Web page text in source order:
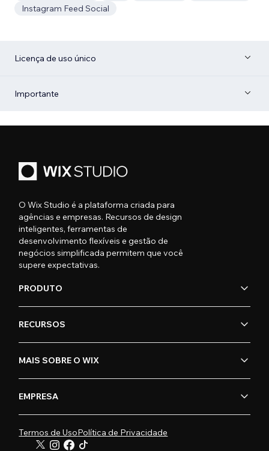
Instagram Feed Social
Licença de uso único
Importante
O Wix Studio é a plataforma criada para
agências e empresas. Recursos de design
inteligentes, ferramentas de
desenvolvimento flexíveis e gestão de
negócios simplificada permitem que você
supere expectativas.
PRODUTO
RECURSOS
MAIS SOBRE O WIX
EMPRESA
Termos de UsoPolítica de Privacidade